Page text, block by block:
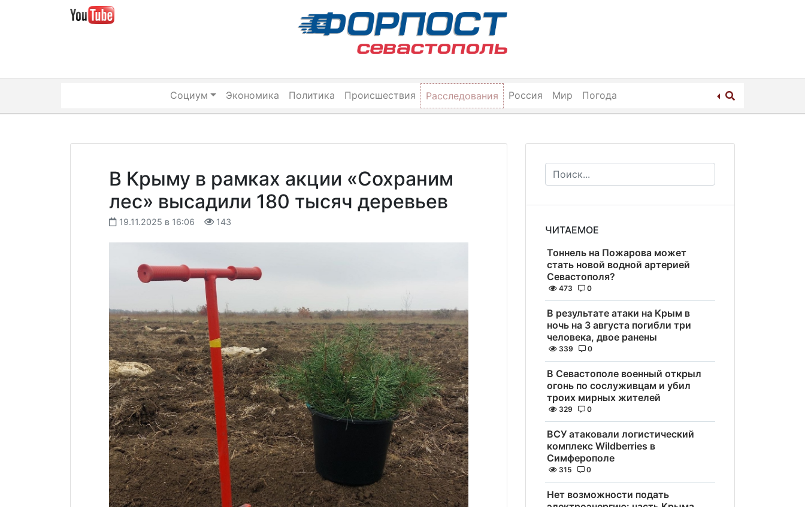
Социум Экономика Политика Происшествия Расследования Россия Мир Погода
В Крыму в рамках акции «Сохраним
лес» высадили 180 тысяч деревьев
19.11.2025 в 16:06 143
ЧИТАЕМОЕ
Тоннель на Пожарова может
стать новой водной артерией
Севастополя?
473 0
В результате атаки на Крым в
ночь на 3 августа погибли три
человека, двое ранены
339 0
В Севастополе военный открыл
огонь по сослуживцам и убил
троих мирных жителей
329 0
ВСУ атаковали логистический
комплекс Wildberries в
Симферополе
315 0
Нет возможности подать